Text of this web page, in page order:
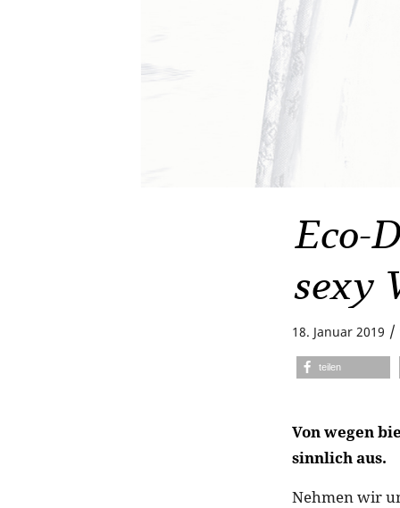
Eco-
sexy
18. Januar 2019 /
teilen
Von wegen
sinnlich aus.
Nehmen wir